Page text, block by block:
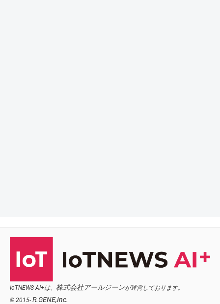
IoTNEWS AI+は、 株式会社アールジーンが運営しております。
© 2015- R.GENE,Inc.